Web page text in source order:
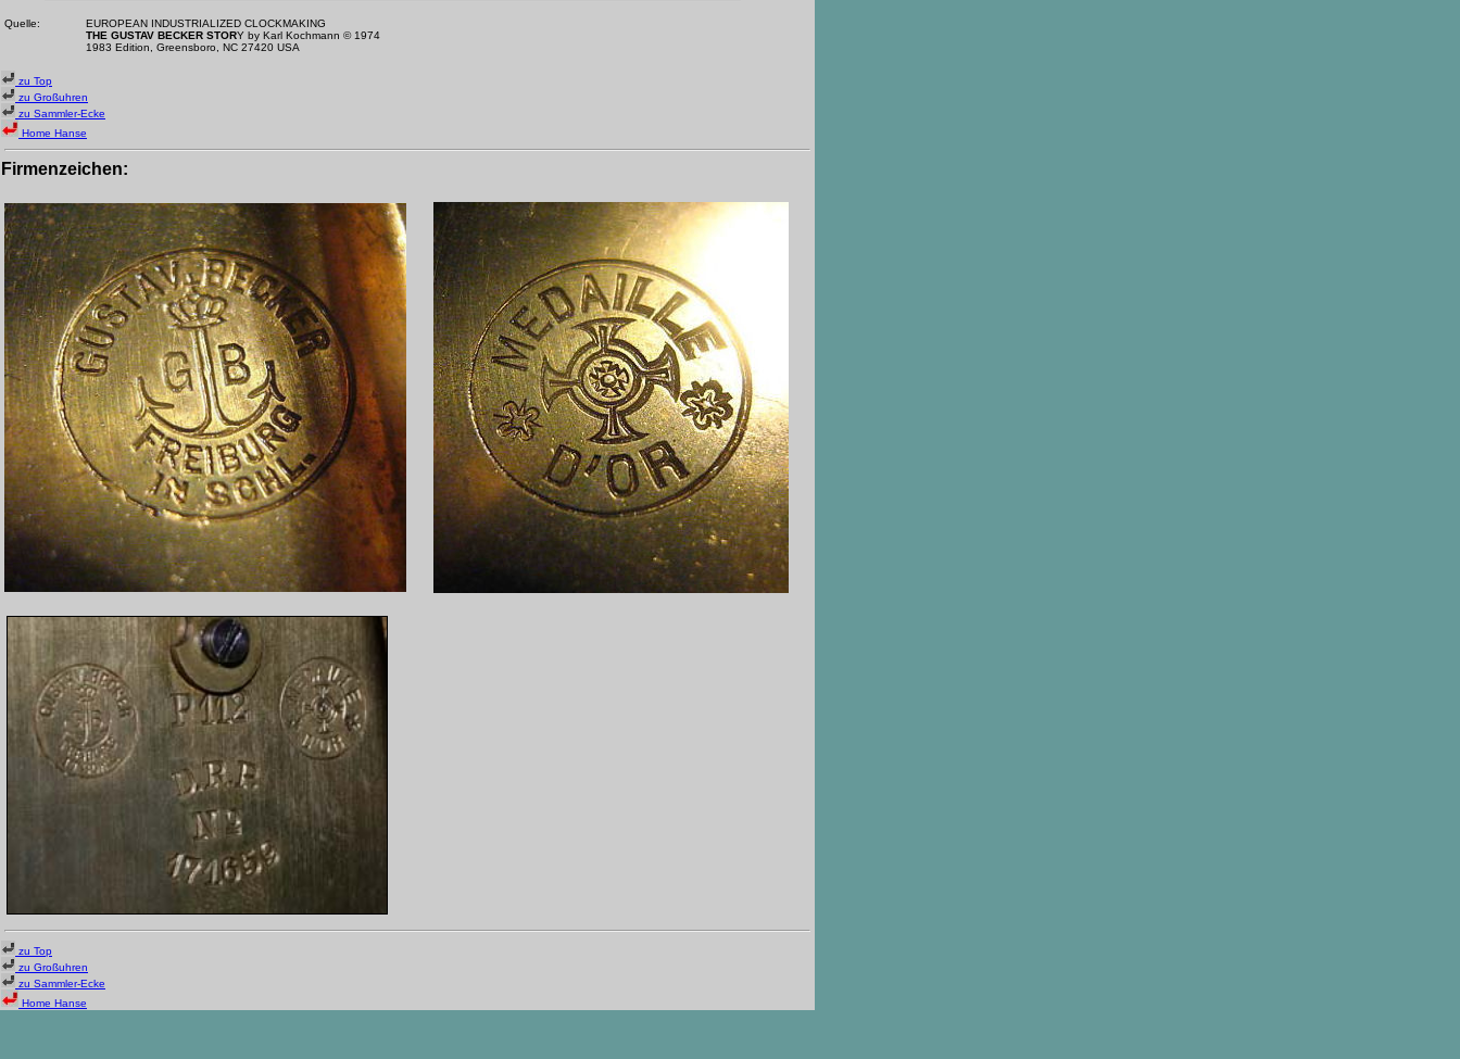
Quelle:
EUROPEAN INDUSTRIALIZED CLOCKMAKING
THE GUSTAV BECKER STORY by Karl Kochmann © 1974
1983 Edition, Greensboro, NC 27420 USA
zu Top
zu Großuhren
zu Sammler-Ecke
Home Hanse
Firmenzeichen:
zu Top
zu Großuhren
zu Sammler-Ecke
Home Hanse